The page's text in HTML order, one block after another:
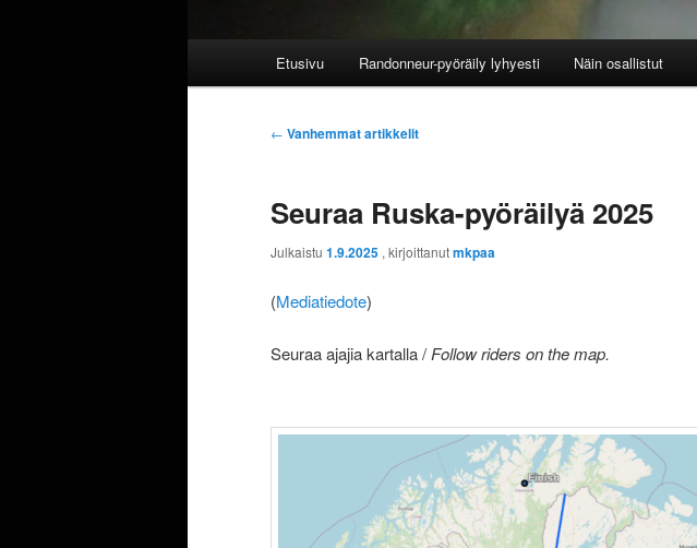
Etusivu Randonneur-pyöräily lyhyesti Näin osallistut
Artikkelien
← Vanhemmat artikkelit
Seuraa Ruska-pyöräilyä 2025
Julkaistu 1.9.2025 , kirjoittanutmkpaa
(Mediatiedote)
Seuraa ajajia kartalla /Follow riders on the map.